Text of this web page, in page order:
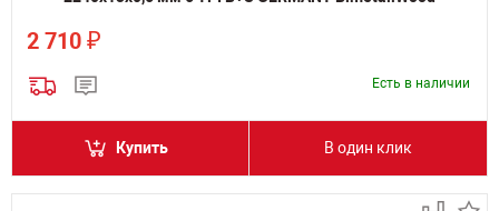
2 710 ₽
Есть в наличии
Купить В один клик